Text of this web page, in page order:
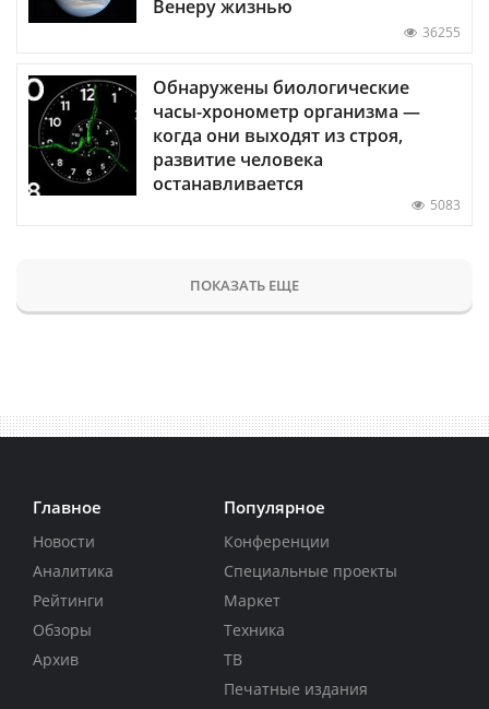
Венеру жизнью
36255
Обнаружены биологические
часы-хронометр организма —
когда они выходят из строя,
развитие человека
останавливается
5083
ПОКАЗАТЬ ЕЩЕ
Главное
Новости
Аналитика
Рейтинги
Обзоры
Архив
Популярное
Конференции
Специальные проекты
Маркет
Техника
ТВ
Печатные издания